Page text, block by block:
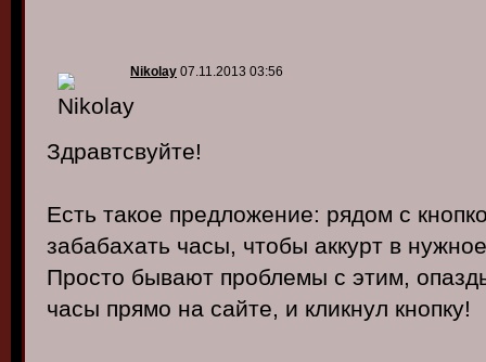
Nikolay 07.11.2013 03:56
Здравтсвуйте!
Есть такое предложение: рядом с
забабахать часы, чтобы аккурт в
Просто бывают проблемы с этим,
часы прямо на сайте, и кликнул кнопку!